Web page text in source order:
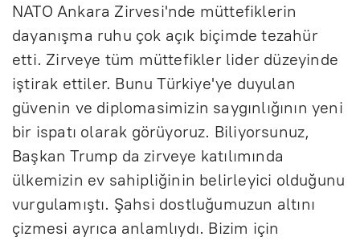
NATO Ankara Zirvesi'nde müttefiklerin
dayanışma ruhu çok açık biçimde tezahür
etti. Zirveye tüm müttefikler lider düzeyinde
iştirak ettiler. Bunu Türkiye'ye duyulan
güvenin ve diplomasimizin saygınlığının yeni
bir ispatı olarak görüyoruz. Biliyorsunuz,
Başkan Trump da zirveye katılımında
ülkemizin ev sahipliğinin belirleyici olduğunu
vurgulamıştı. Şahsi dostluğumuzun altını
çizmesi ayrıca anlamlıydı. Bizim için